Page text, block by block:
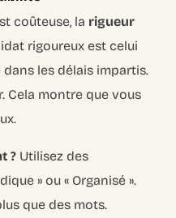
coûteuse, la rigueur
rigoureux est celui
les délais impartis.
Cela montre que vous
? Utilisez des
» ou « Organisé ».
que des mots.